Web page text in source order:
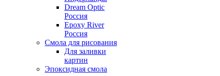
Dream Optic
Россия
Epoxy River
Россия
Смола для рисования
Для заливки
картин
Эпоксидная смола